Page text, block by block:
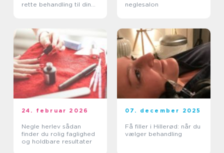
rette behandling til din
neglesalon
24. februar 2026
Negle herlev sådan
finder du rolig faglighed
og holdbare resultater
07. december 2025
Få filler i Hillerød: når du
vælger behandling